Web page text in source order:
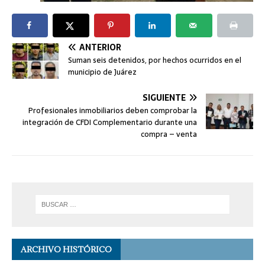
ANTERIOR
Suman seis detenidos, por hechos ocurridos en el
municipio de Juárez
SIGUIENTE
Profesionales inmobiliarios deben comprobar la
integración de CFDI Complementario durante una
compra – venta
ARCHIVO HISTÓRICO